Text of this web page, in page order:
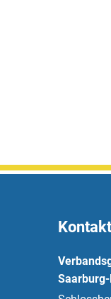
Kontakt
Saarburg-